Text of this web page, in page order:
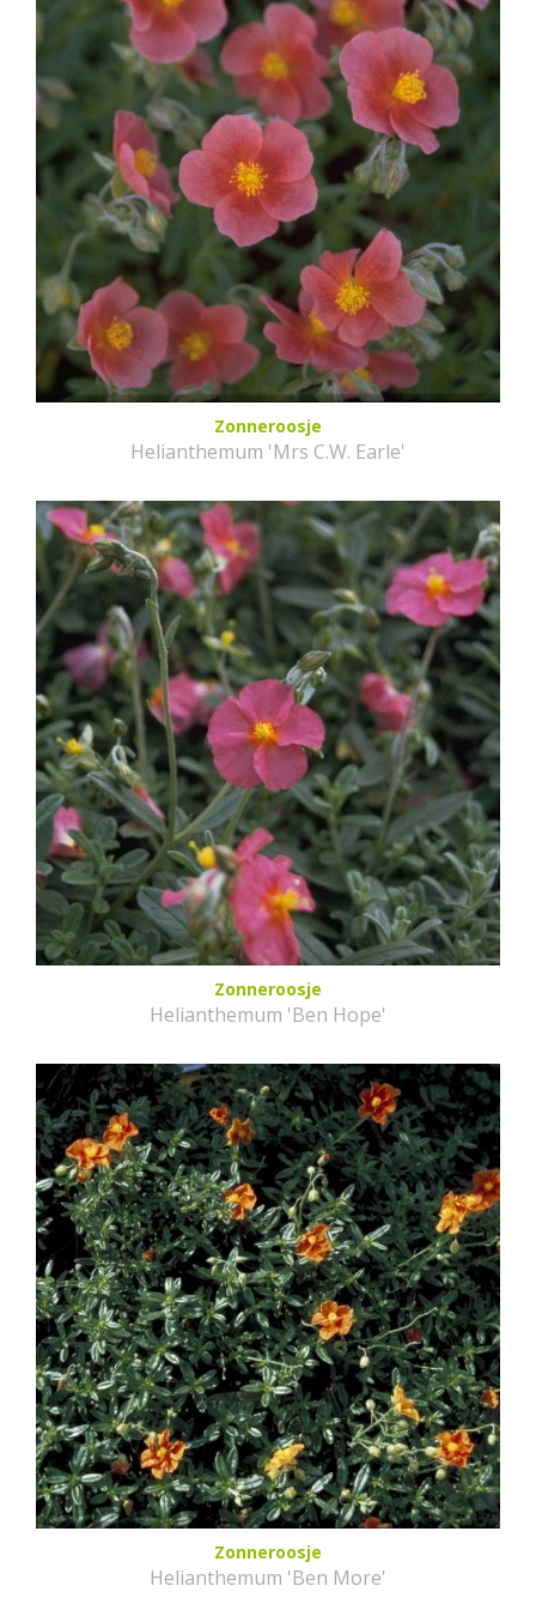
Zonneroosje
Helianthemum 'Mrs C.W. Earle'
Zonneroosje
Helianthemum 'Ben Hope'
Zonneroosje
Helianthemum 'Ben More'